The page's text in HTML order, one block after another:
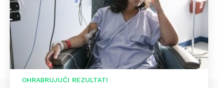
OHRABRUJUĆI REZULTATI